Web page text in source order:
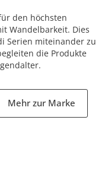
den höchsten
Wandelbarkeit. Dies
Serien miteinander zu
die Produkte
Mehr zur Marke